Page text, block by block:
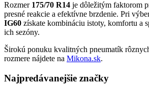
Rozmer 175/70 R14 je dôležitým faktorom
presné reakcie a efektívne brzdenie. Pri
IG60 získate kombináciu istoty, komfortu a
ich sezóny.
Širokú ponuku kvalitných pneumatík
rozmere nájdete na Mikona.sk.
Najpredávanejšie značky